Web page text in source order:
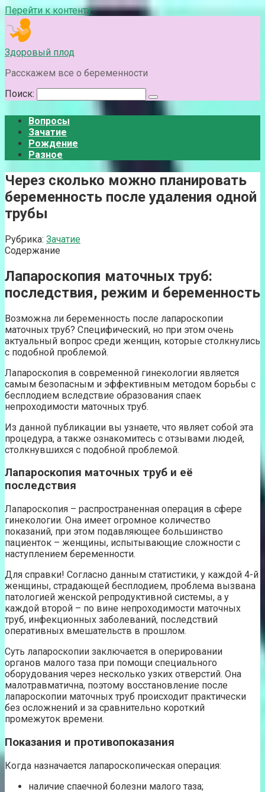
Перейти к контенту
Здоровый плод
Расскажем все о беременности
Поиск:
Вопросы
Зачатие
Рождение
Разное
Через сколько можно планировать
беременность после удаления одной
трубы
Рубрика: Зачатие
Содержание
Лапароскопия маточных труб:
последствия, режим и беременность
Возможна ли беременность после лапароскопии
маточных труб? Специфический, но при этом очень
актуальный вопрос среди женщин, которые столкнулись
с подобной проблемой.
Лапароскопия в современной гинекологии является
самым безопасным и эффективным методом борьбы с
бесплодием вследствие образования спаек
непроходимости маточных труб.
Из данной публикации вы узнаете, что являет собой эта
процедура, а также ознакомитесь с отзывами людей,
столкнувшихся с подобной проблемой.
Лапароскопия маточных труб и её
последствия
Лапароскопия – распространенная операция в сфере
гинекологии. Она имеет огромное количество
показаний, при этом подавляющее большинство
пациенток – женщины, испытывающие сложности с
наступлением беременности.
Для справки! Согласно данным статистики, у каждой 4-й
женщины, страдающей бесплодием, проблема вызвана
патологией женской репродуктивной системы, а у
каждой второй – по вине непроходимости маточных
труб, инфекционных заболеваний, последствий
оперативных вмешательств в прошлом.
Суть лапароскопии заключается в оперировании
органов малого таза при помощи специального
оборудования через несколько узких отверстий. Она
малотравматична, поэтому восстановление после
лапароскопии маточных труб происходит практически
без осложнений и за сравнительно короткий
промежуток времени.
Показания и противопоказания
Когда назначается лапароскопическая операция:
наличие спаечной болезни малого таза;